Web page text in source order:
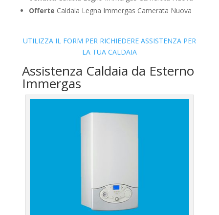
Offerte Caldaia Legna Immergas Camerata Nuova
UTILIZZA IL FORM PER RICHIEDERE ASSISTENZA PER
LA TUA CALDAIA
Assistenza Caldaia da Esterno
Immergas